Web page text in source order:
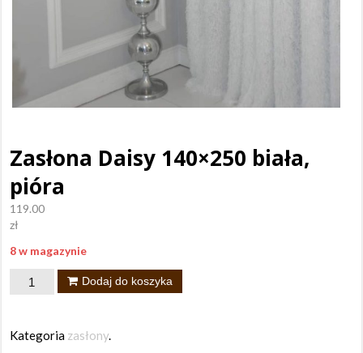
Zasłona Daisy 140×250 biała,
pióra
119.00
zł
8 w magazynie
ilość
140x250
Dodaj do koszyka
Kategoria zasłony.